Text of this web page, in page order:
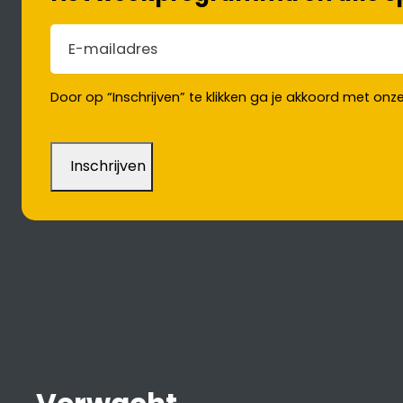
E-mailadres
Door op “Inschrijven” te klikken ga je akkoord met onze